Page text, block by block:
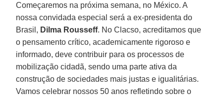
Começaremos na próxima semana, no México. A
nossa convidada especial será a ex-presidenta do
Brasil, Dilma Rousseff. No Clacso, acreditamos que
o pensamento crítico, academicamente rigoroso e
informado, deve contribuir para os processos de
mobilização cidadã, sendo uma parte ativa da
construção de sociedades mais justas e igualitárias.
Vamos celebrar nossos 50 anos refletindo sobre o